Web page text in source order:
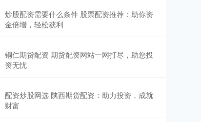
炒股配资需要什么条件 股票配资推荐：助你资
金倍增，轻松获利
铜仁期货配资 期货配资网站一网打尽，助您投
资无忧
配资炒股网选 陕西期货配资：助力投资，成就
财富